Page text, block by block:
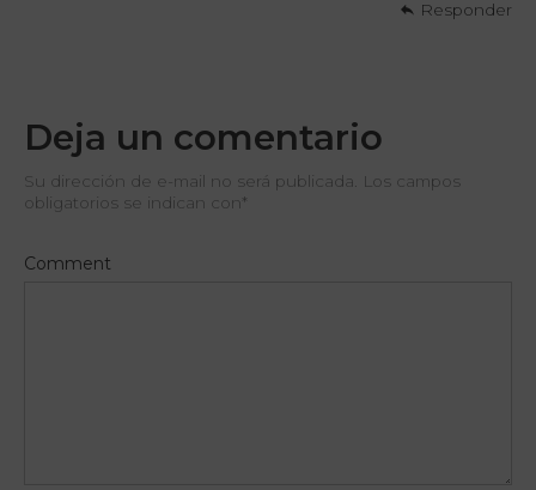
Responder
Deja un comentario
Su dirección de e-mail no será publicada. Los campos
obligatorios se indican con*
Comment